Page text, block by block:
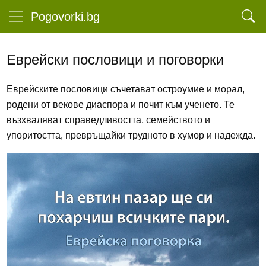
Pogovorki.bg
Еврейски пословици и поговорки
Еврейските пословици съчетават остроумие и морал,
родени от векове диаспора и почит към ученето. Те
възхваляват справедливостта, семейството и
упоритостта, превръщайки трудното в хумор и надежда.